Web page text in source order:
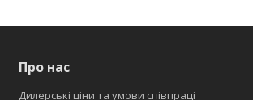
Про нас
Дилерські ціни та умови співпраці